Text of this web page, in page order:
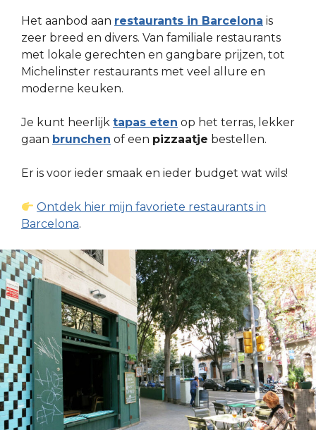
Het aanbod aan restaurants in Barcelona is
zeer breed en divers. Van familiale restaurants
met lokale gerechten en gangbare prijzen, tot
Michelinster restaurants met veel allure en
moderne keuken.
Je kunt heerlijk tapas eten op het terras, lekker
gaan brunchen of een pizzaatje bestellen.
Er is voor ieder smaak en ieder budget wat wils!
Ontdek hier mijn favoriete restaurants in
Barcelona.